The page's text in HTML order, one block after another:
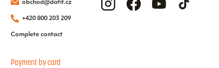
obchod@dafit.cz
+420 800 203 209
Complete contact
Payment by card